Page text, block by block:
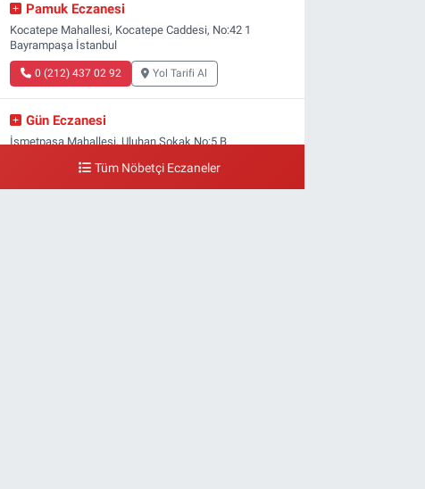
Pamuk Eczanesi
Kocatepe Mahallesi, Kocatepe Caddesi, No:42 1
Bayrampaşa İstanbul
0 (212) 437 02 92 Yol Tarifi Al
Gün Eczanesi
İsmetpaşa Mahallesi, Uluhan Sokak No:5 B
Tüm Nöbetçi Eczaneler